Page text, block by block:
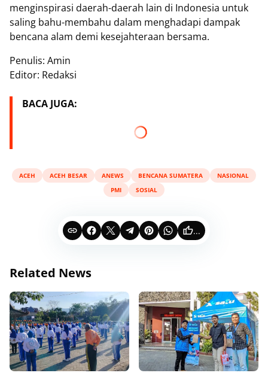
menginspirasi daerah-daerah lain di Indonesia untuk
saling bahu-membahu dalam menghadapi dampak
bencana alam demi kesejahteraan bersama.
Penulis: Amin
Editor: Redaksi
BACA JUGA:
ACEH ACEH BESAR ANEWS BENCANA SUMATERA
NASIONAL
PMI
SOSIAL
...
Related News